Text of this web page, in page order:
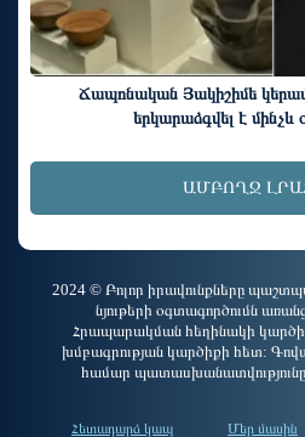
Ճապոնական Յակիշիմե
երկարաձգվել է մինչև
ԱՄԲՈՂՋ
2024 © Բոլոր իրավունքները
նյութերի օգտագործումն
Հրապարակման հեղինակի
խմբագրության կարծիքի հետ:
համար պատասխանատվությունը
Հետադարձ կապ Մեր մասին